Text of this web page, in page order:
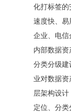
化打标签的
速度快、易
企业、电信
内部数据
分类分级建
业对数据
层架构设
定位、分